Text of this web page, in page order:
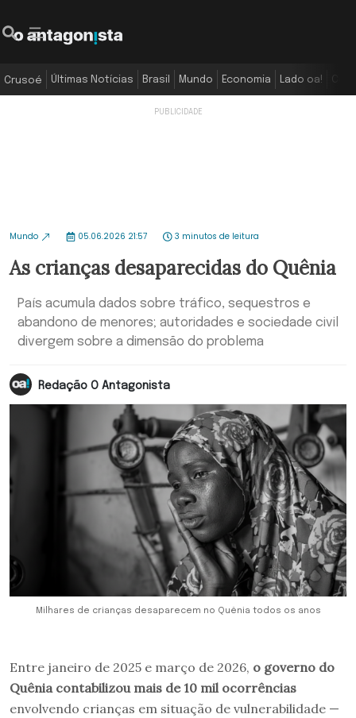
Crusoé Últimas Notícias Brasil Mundo Economia Lado oa!
Mundo 05.06.2026 21:57 3 minutos de leitura
As crianças desaparecidas do Quênia
País acumula dados sobre tráfico, sequestros e
abandono de menores; autoridades e sociedade civil
divergem sobre a dimensão do problema
Redação O Antagonista
Milhares de crianças desaparecem no Quênia todos os anos
Entre janeiro de 2025 e março de 2026, o governo do
Quênia contabilizou mais de 10 mil ocorrências
envolvendo crianças em situação de vulnerabilidade —